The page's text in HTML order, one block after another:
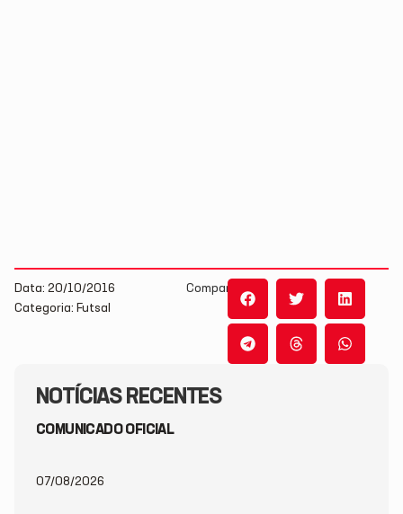
NOTÍCIAS RECENTES
COMUNICADO OFICIAL
07/08/2026
Data: 20/10/2016
Categoria: Futsal
Compartilhe: